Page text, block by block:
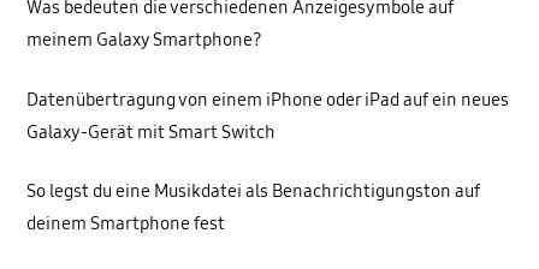
Was bedeuten die verschiedenen Anzeigesymbole auf
meinem Galaxy Smartphone?
Datenübertragung von einem iPhone oder iPad auf ein neues
Galaxy-Gerät mit Smart Switch
So legst du eine Musikdatei als Benachrichtigungston auf
deinem Smartphone fest